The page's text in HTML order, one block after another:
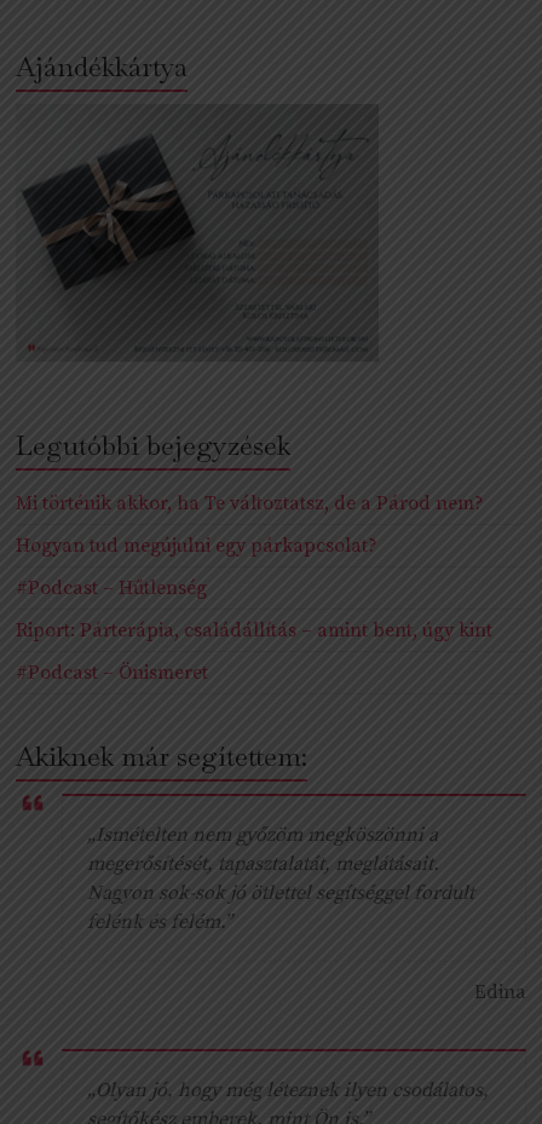
Ajándékkártya
Legutóbbi bejegyzések
Mi történik akkor, ha Te változtatsz, de a Párod nem?
Hogyan tud megújulni egy párkapcsolat?
#Podcast – Hűtlenség
Riport: Párterápia, családállítás – amint bent, úgy kint
#Podcast – Önismeret
Akiknek már segítettem:
„Ismételten nem győzöm megköszönni a
megerősítését, tapasztalatát, meglátásait.
Nagyon sok-sok jó ötlettel segítséggel fordult
felénk és felém.”
Edina
„Olyan jó, hogy még léteznek ilyen csodálatos,
segítőkész emberek, mint Ön is.”